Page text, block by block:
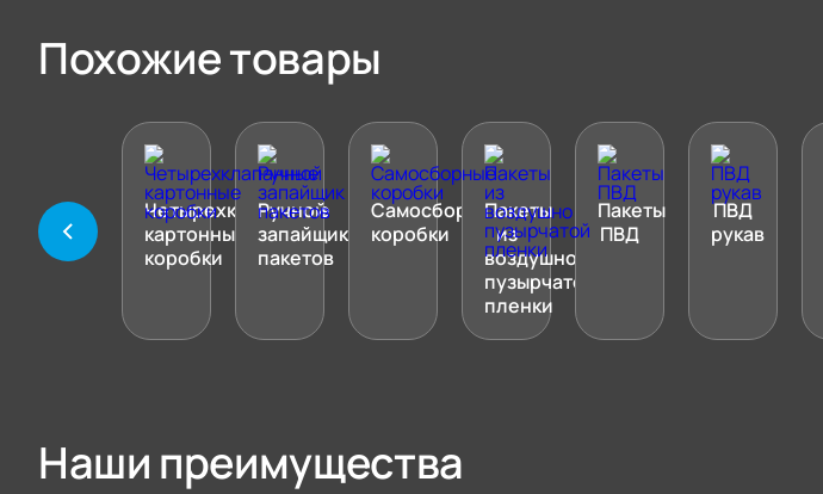
Похожие товары
Четырехклапанные
картонные
коробки
Ручной
запайщик
пакетов
Самосборные
коробки
Пакеты
из
воздушно
пузырчатой
пленки
Пакеты
ПВД
ПВД
рукав
Наши преимущества